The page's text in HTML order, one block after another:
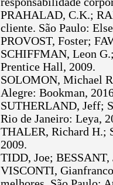
PRAHALAD, C.K.;
cliente. São Paulo:
PROVOST, Foster;
SCHIFFMAN, Leon
Prentice Hall, 2009.
SOLOMON, Michael
Alegre: Bookman,
SUTHERLAND, Jeff;
Rio de Janeiro: Leya,
THALER, Richard H.;
2009.
TIDD, Joe; BESSANT,
VISCONTI,